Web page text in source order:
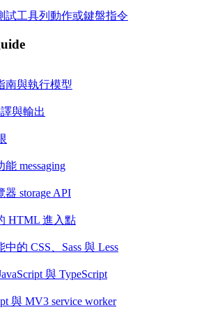
試工具列動作或鍵盤指令
南與執行模型
與輸出
messaging
storage API
HTML 進入點
的 CSS、Sass 與 Less
與 TypeScript
與 MV3 service worker